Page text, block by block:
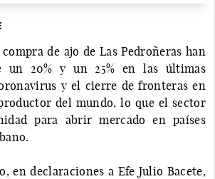
de ajo de Las Pedroñeras han
un 20% y un 25% en las últimas
y el cierre de fronteras en
del mundo, lo que el sector
para abrir mercado en países
en declaraciones a Efe Julio Bacete,